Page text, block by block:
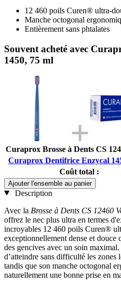
12 460 poils Curen® ultra-
Manche octogonal
Entièrement sans phtalates
Souvent acheté avec
1450, 75 ml
Curaprox Brosse à Dents CS
Curaprox Dentifrice Enzycal
Coût total :
Ajouter l'ensemble au panier
Description
Avec la Brosse à Dents CS 12460
offrez le nec plus ultra en termes
incroyables 12 460 poils Curen®
exceptionnellement dense et douce
des gencives avec un soin
d’atteindre sans difficulté les zones
tandis que son manche octogonal
naturellement une bonne prise en